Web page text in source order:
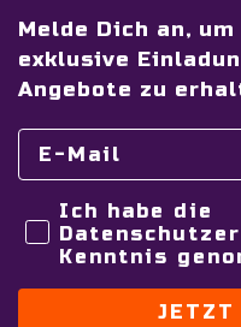
Melde Dich an,
exklusive
Angebote zu
Ich habe die
Kenntnis
JETZT